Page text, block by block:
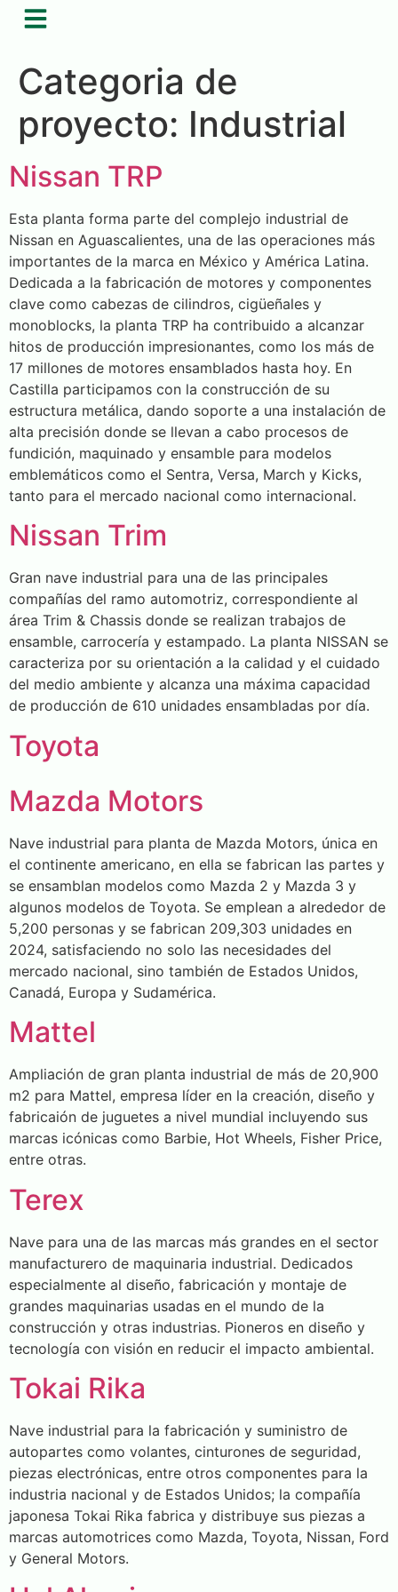
Categoria de
proyecto: Industrial
Nissan TRP
Esta planta forma parte del complejo industrial de
Nissan en Aguascalientes, una de las operaciones más
importantes de la marca en México y América Latina.
Dedicada a la fabricación de motores y componentes
clave como cabezas de cilindros, cigüeñales y
monoblocks, la planta TRP ha contribuido a alcanzar
hitos de producción impresionantes, como los más de
17 millones de motores ensamblados hasta hoy. En
Castilla participamos con la construcción de su
estructura metálica, dando soporte a una instalación de
alta precisión donde se llevan a cabo procesos de
fundición, maquinado y ensamble para modelos
emblemáticos como el Sentra, Versa, March y Kicks,
tanto para el mercado nacional como internacional.
Nissan Trim
Gran nave industrial para una de las principales
compañías del ramo automotriz, correspondiente al
área Trim & Chassis donde se realizan trabajos de
ensamble, carrocería y estampado. La planta NISSAN se
caracteriza por su orientación a la calidad y el cuidado
del medio ambiente y alcanza una máxima capacidad
de producción de 610 unidades ensambladas por día.
Toyota
Mazda Motors
Nave industrial para planta de Mazda Motors, única en
el continente americano, en ella se fabrican las partes y
se ensamblan modelos como Mazda 2 y Mazda 3 y
algunos modelos de Toyota. Se emplean a alrededor de
5,200 personas y se fabrican 209,303 unidades en
2024, satisfaciendo no solo las necesidades del
mercado nacional, sino también de Estados Unidos,
Canadá, Europa y Sudamérica.
Mattel
Ampliación de gran planta industrial de más de 20,900
m2 para Mattel, empresa líder en la creación, diseño y
fabricaión de juguetes a nivel mundial incluyendo sus
marcas icónicas como Barbie, Hot Wheels, Fisher Price,
entre otras.
Terex
Nave para una de las marcas más grandes en el sector
manufacturero de maquinaria industrial. Dedicados
especialmente al diseño, fabricación y montaje de
grandes maquinarias usadas en el mundo de la
construcción y otras industrias. Pioneros en diseño y
tecnología con visión en reducir el impacto ambiental.
Tokai Rika
Nave industrial para la fabricación y suministro de
autopartes como volantes, cinturones de seguridad,
piezas electrónicas, entre otros componentes para la
industria nacional y de Estados Unidos; la compañía
japonesa Tokai Rika fabrica y distribuye sus piezas a
marcas automotrices como Mazda, Toyota, Nissan, Ford
y General Motors.